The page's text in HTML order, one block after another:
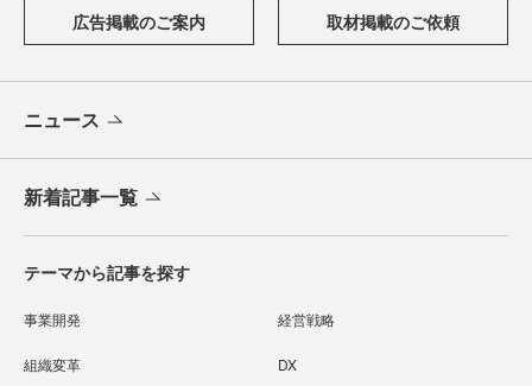
広告掲載のご案内 取材掲載のご依頼
ニュース
新着記事一覧
テーマから記事を探す
事業開発 経営戦略
組織変革 DX